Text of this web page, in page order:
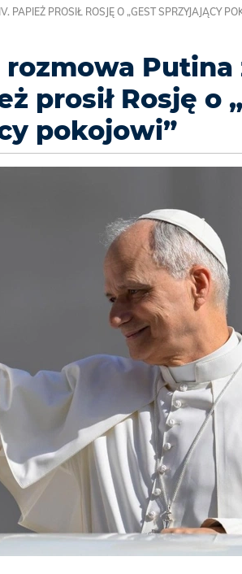
PROSIŁ ROSJĘ O „GEST SPRZYJAJĄCY
Putina
prosił Rosję o
pokojowi”